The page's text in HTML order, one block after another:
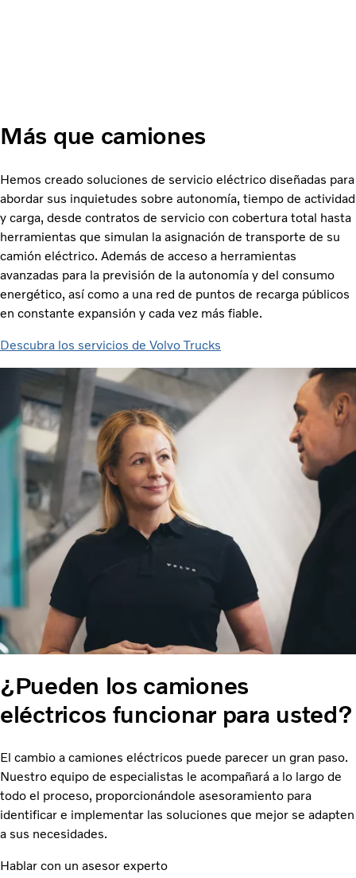
Más que camiones
Hemos creado soluciones de servicio eléctrico diseñadas para
abordar sus inquietudes sobre autonomía, tiempo de actividad
y carga, desde contratos de servicio con cobertura total hasta
herramientas que simulan la asignación de transporte de su
camión eléctrico. Además de acceso a herramientas
avanzadas para la previsión de la autonomía y del consumo
energético, así como a una red de puntos de recarga públicos
en constante expansión y cada vez más fiable.
Descubra los servicios de Volvo Trucks
¿Pueden los camiones
eléctricos funcionar para usted?
El cambio a camiones eléctricos puede parecer un gran paso.
Nuestro equipo de especialistas le acompañará a lo largo de
todo el proceso, proporcionándole asesoramiento para
identificar e implementar las soluciones que mejor se adapten
a sus necesidades.
Hablar con un asesor experto